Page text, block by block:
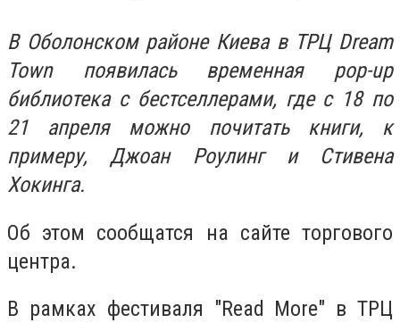
В Оболонском районе Киева в ТРЦ Dream
Town появилась временная pop-up
библиотека с бестселлерами, где с 18 по
21 апреля можно почитать книги, к
примеру, Джоан Роулинг и Стивена
Хокинга.
Об этом сообщатся на сайте торгового
центра.
В рамках фестиваля ″Read More″ в ТРЦ